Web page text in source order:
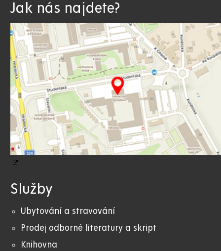
Jak nás najdete?
Služby
Ubytování a stravování
Prodej odborné literatury a skript
Knihovna